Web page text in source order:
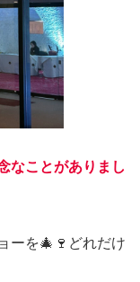
なことがありまし
ーを🎄🍷どれだけ